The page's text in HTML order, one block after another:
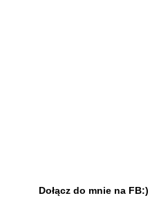
Dołącz do mnie na FB:)